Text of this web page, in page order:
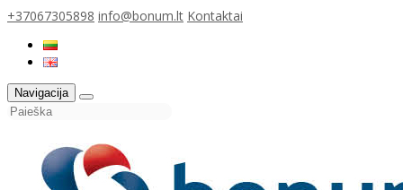
+37067305898 info@bonum.lt Kontaktai
Navigacija